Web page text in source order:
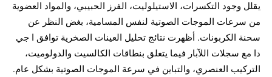
يقلل وجود التكسرات، الاستيلوليت، الفرز الحبيبي، والمواد العضوية
من سرعات الموجات الصوتية لنفس المسامية، بغض النظر عن
سحنة الكربونات. أظهرت نتائج تحليل العينات الصخرية توافق ا جي
دا مع سجلات اللآبار فيما يتعلق بنطاقات الكالسيت والدولوميت،
التركيب العنصري، والتباين في سرعة الموجات الصوتية بشكل عام.